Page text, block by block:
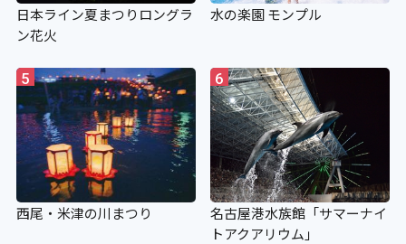
日本ライン夏まつりロングラ
ン花火
水の楽園 モンプル
5
西尾・米津の川まつり
6
名古屋港水族館「サマーナイ
トアクアリウム」